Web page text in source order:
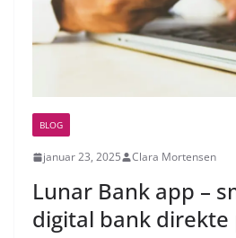
BLOG
januar 23, 2025 Clara Mortensen
Lunar Bank app –
digital bank direkte